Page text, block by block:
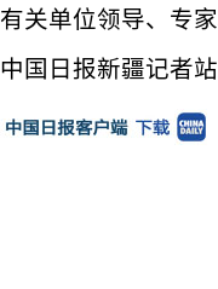
有关单位领导、专
中国日报新疆记者